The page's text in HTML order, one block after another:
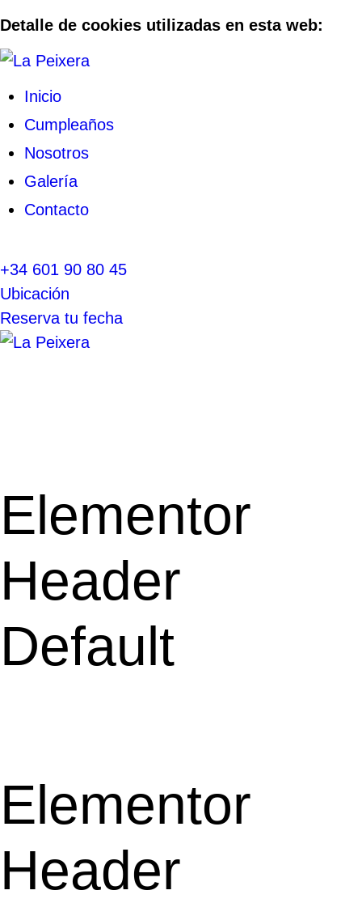
Detalle de cookies utilizadas en esta web:
Inicio
Cumpleaños
Nosotros
Galería
Contacto
+34 601 90 80 45
Ubicación
Reserva tu fecha
Elementor
Header
Default
Elementor
Header